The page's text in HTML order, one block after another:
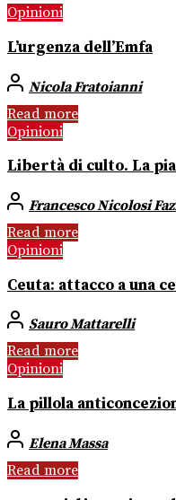
Opinioni
L’urgenza dell’Emfa
Nicola Fratoianni
Read more
Opinioni
Libertà di culto. La
Francesco Nicolosi
Read more
Opinioni
Ceuta: attacco a una
Sauro Mattarelli
Read more
Opinioni
La pillola
Elena Massa
Read more